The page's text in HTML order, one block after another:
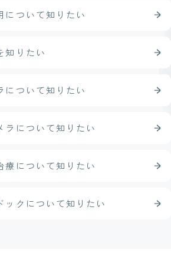
について知りたい
知りたい
について知りたい
ラ について知りたい
療 について知りたい
ック について知りたい